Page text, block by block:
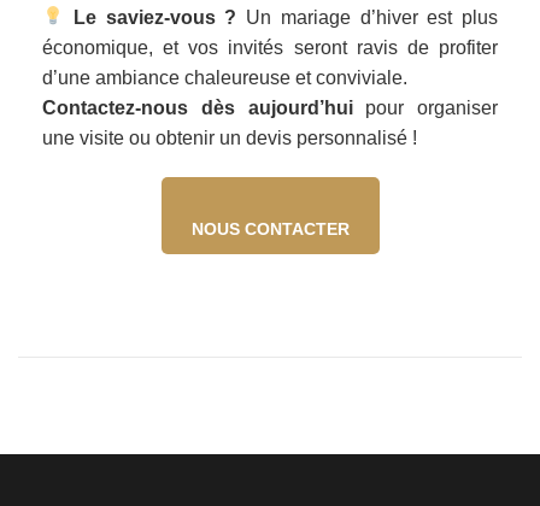
Le saviez-vous ? Un mariage d’hiver est plus
économique, et vos invités seront ravis de profiter
d’une ambiance chaleureuse et conviviale.
Contactez-nous dès aujourd’huipour organiser
une visite ou obtenir un devis personnalisé !
NOUS CONTACTER